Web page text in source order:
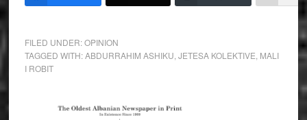
FILED UNDER:OPINION
TAGGED WITH:ABDURRAHIM ASHIKU JETESA KOLEKTIVE MALI
I ROBIT